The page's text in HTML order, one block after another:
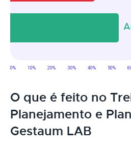
O que é feito no
Planejamento e
Gestaum LAB